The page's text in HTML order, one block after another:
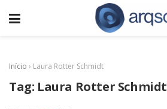
Início › Laura Rotter Schmidt
Tag: Laura Rotter Schmidt